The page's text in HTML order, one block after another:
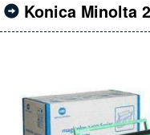
Konica Minolta